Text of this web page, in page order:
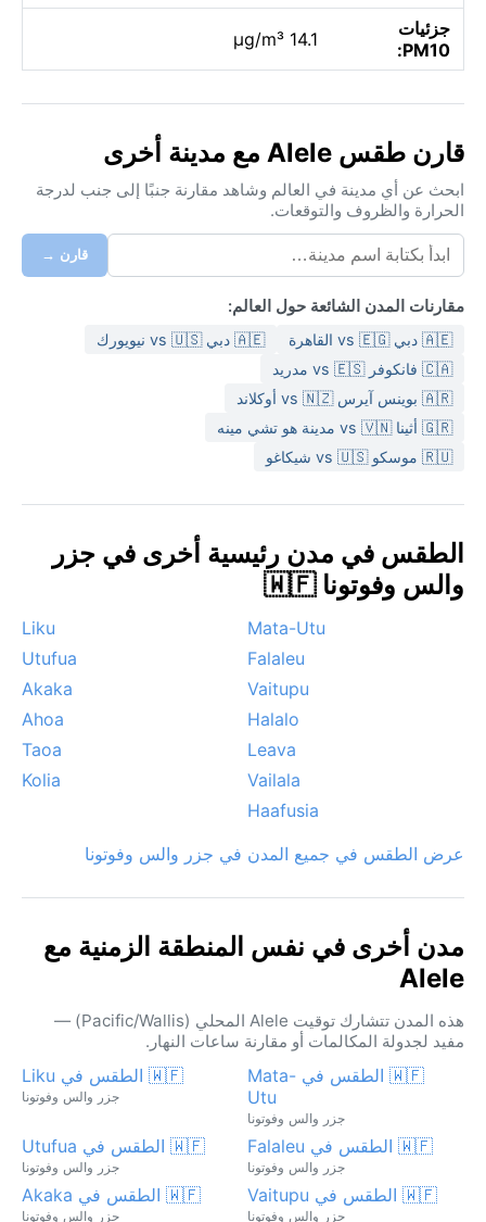
جزئيات
PM10:
14.1 µg/m³
قارن طقس Alele مع مدينة أخرى
ابحث عن أي مدينة في العالم وشاهد مقارنة جنبًا إلى جنب لدرجة
الحرارة والظروف والتوقعات.
قارن →
مقارنات المدن الشائعة حول العالم:
🇦🇪 دبي vs 🇪🇬 القاهرة
🇦🇪 دبي vs 🇺🇸 نيويورك
🇨🇦 فانكوفر vs 🇪🇸 مدريد
🇦🇷 بوينس آيرس vs 🇳🇿 أوكلاند
🇬🇷 أثينا vs 🇻🇳 مدينة هو تشي مينه
🇷🇺 موسكو vs 🇺🇸 شيكاغو
الطقس في مدن رئيسية أخرى في جزر
والس وفوتونا 🇼🇫
Mata-Utu
Liku
Falaleu
Utufua
Vaitupu
Akaka
Halalo
Ahoa
Leava
Taoa
Vailala
Kolia
Haafusia
عرض الطقس في جميع المدن في جزر والس وفوتونا
مدن أخرى في نفس المنطقة الزمنية مع
Alele
هذه المدن تتشارك توقيت Alele المحلي (Pacific/Wallis) —
مفيد لجدولة المكالمات أو مقارنة ساعات النهار.
🇼🇫 الطقس في Mata-
Utu
جزر والس وفوتونا
🇼🇫 الطقس في Liku
جزر والس وفوتونا
🇼🇫 الطقس في Falaleu
جزر والس وفوتونا
🇼🇫 الطقس في Utufua
جزر والس وفوتونا
🇼🇫 الطقس في Vaitupu
جزر والس وفوتونا
🇼🇫 الطقس في Akaka
جزر والس وفوتونا